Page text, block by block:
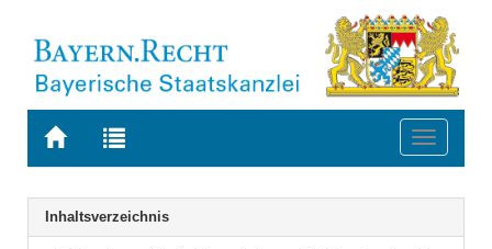
Zur
BAYERN.RECHT
Zur
letzten
Suche
Toggle
Navigation
Inhaltsverzeichnis